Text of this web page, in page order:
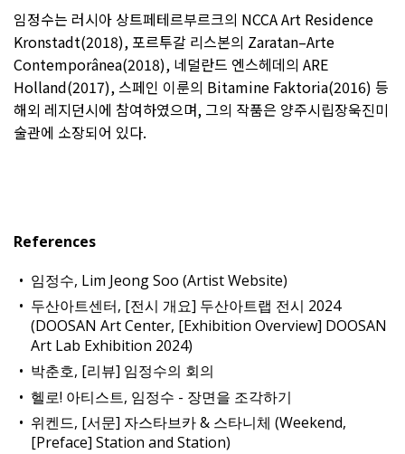
임정수는 러시아 상트페테르부르크의 NCCA Art Residence
Kronstadt(2018), 포르투갈 리스본의 Zaratan–Arte
Contemporânea(2018), 네덜란드 엔스헤데의 ARE
Holland(2017), 스페인 이룬의 Bitamine Faktoria(2016) 등
해외 레지던시에 참여하였으며, 그의 작품은 양주시립장욱진미
술관에 소장되어 있다.
References
임정수, Lim Jeong Soo (Artist Website)
두산아트센터, [전시 개요] 두산아트랩 전시 2024
(DOOSAN Art Center, [Exhibition Overview] DOOSAN
Art Lab Exhibition 2024)
박춘호, [리뷰] 임정수의 회의
헬로! 아티스트, 임정수 - 장면을 조각하기
위켄드, [서문] 자스타브카 & 스타니체 (Weekend,
[Preface] Station and Station)